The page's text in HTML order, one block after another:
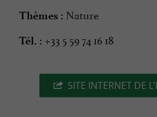
Thèmes : Nature
Tél. : +33 5 59 74 16 18
SITE INTERNET DE